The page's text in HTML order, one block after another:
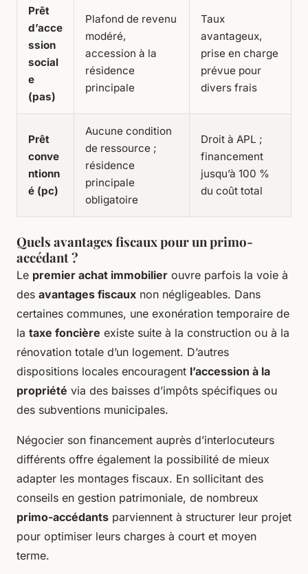
Prêt
d’acce
ssion
social
e
(pas)
Plafond de revenu
modéré,
accession à la
résidence
principale
Taux
avantageux,
prise en charge
prévue pour
divers frais
Prêt
conve
ntionn
é (pc)
Aucune condition
de ressource ;
résidence
principale
obligatoire
Droit à APL ;
financement
jusqu’à 100 %
du coût total
Quels avantages fiscaux pour un primo-
accédant ?
Le premier achat immobilier ouvre parfois la voie à
des avantages fiscaux non négligeables. Dans
certaines communes, une exonération temporaire de
la taxe foncière existe suite à la construction ou à la
rénovation totale d’un logement. D’autres
dispositions locales encouragent l’accession à la
propriété via des baisses d’impôts spécifiques ou
des subventions municipales.
Négocier son financement auprès d’interlocuteurs
différents offre également la possibilité de mieux
adapter les montages fiscaux. En sollicitant des
conseils en gestion patrimoniale, de nombreux
primo-accédants parviennent à structurer leur projet
pour optimiser leurs charges à court et moyen
terme.